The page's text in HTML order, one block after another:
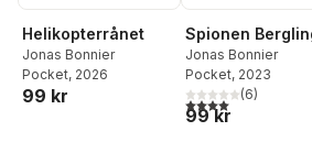
Helikopterrånet
Jonas Bonnier
Pocket, 2026
99 kr
Spionen
Jonas Bonnier
Pocket, 2023
4,0utav 5 stjärnor.
(6)
99 kr